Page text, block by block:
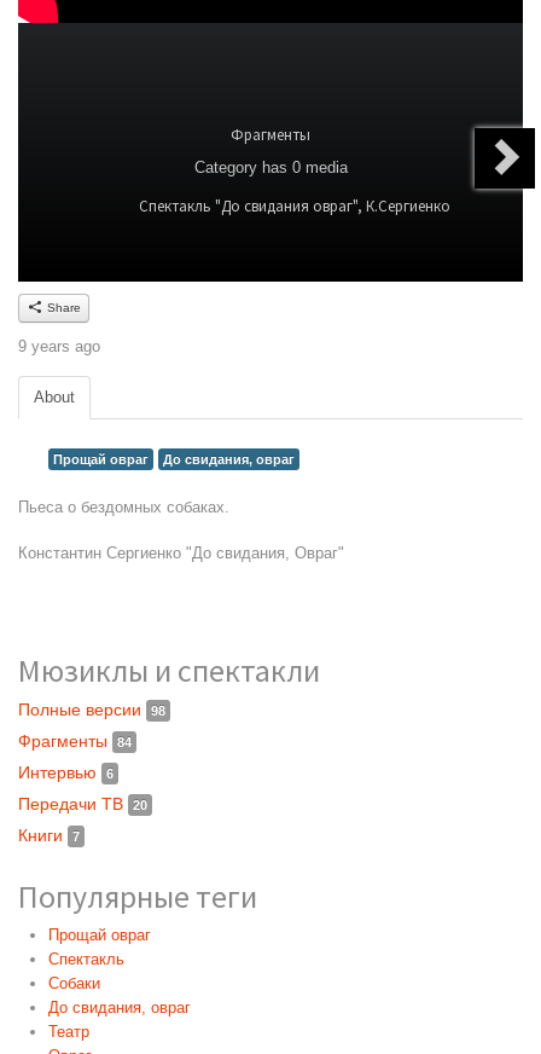
Фрагменты
Categoryhas 0 media
Спектакль "До свидания овраг", К.Сергиенко
Share
9 years ago
About
Прощай овраг До свидания, овраг
Пьеса о бездомных собаках.
Константин Сергиенко "До свидания, Овраг"
Мюзиклы и спектакли
Полные версии 98
Фрагменты 84
Интервью 6
Передачи ТВ 20
Книги 7
Популярные теги
Прощай овраг
Спектакль
Собаки
До свидания, овраг
Театр